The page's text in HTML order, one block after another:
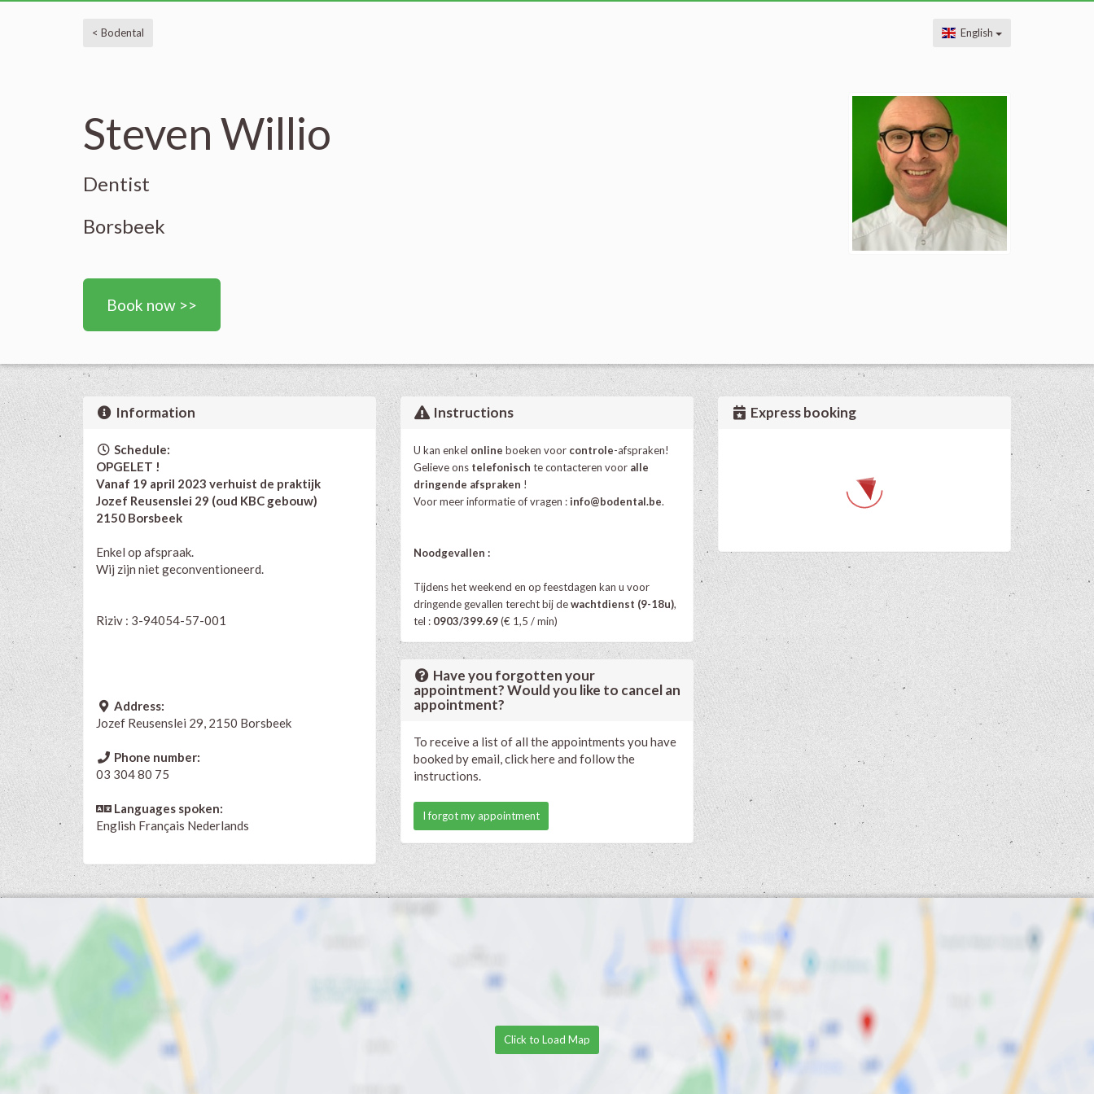
< Bodental English
Steven Willio
Dentist
Borsbeek
Book now >>
Information
Schedule:
OPGELET !
Vanaf 19 april 2023 verhuist de praktijk
Jozef Reusenslei 29 (oud KBC gebouw)
2150 Borsbeek
Enkel op afspraak.
Wij zijn niet geconventioneerd.
Riziv : 3-94054-57-001
Address:
Jozef Reusenslei 29, 2150 Borsbeek
Phone number:
03 304 80 75
Languages spoken:
English Français Nederlands
Instructions
U kan enkel online boeken voor controle-afspraken!
Gelieve ons telefonisch te contacteren voor alle
dringende afspraken !
Voor meer informatie of vragen :info@bodental.be.
Noodgevallen :
Tijdens het weekend en op feestdagen kan u voor
dringende gevallen terecht bij dewachtdienst (9-18u),
tel : 0903/399.69(€ 1,5 / min)
Have you forgotten your
appointment? Would you like to cancel an
appointment?
To receive a list of all the appointments you have
booked by email, click here and follow the
instructions.
I forgot my appointment
Express booking
Click to Load Map